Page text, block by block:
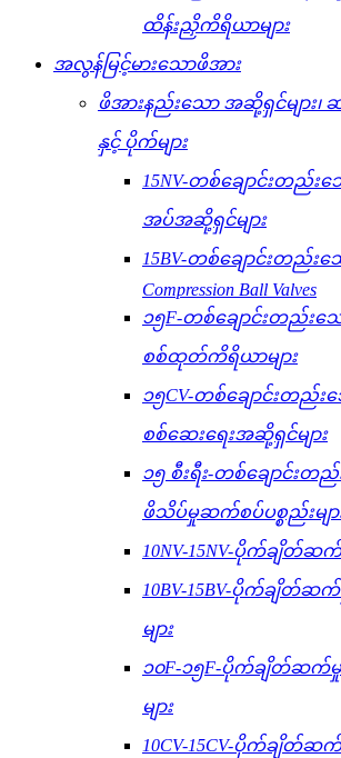
ထိန်းညှိကိရိယာများ
အလွန်မြင့်မားသောဖိအား
ဖိအားနည်းသော အဆို့ရှင်များ၊
နှင့် ပိုက်များ
15NV-တစ်ချောင်းတည်း
အပ်အဆို့ရှင်များ
15BV-တစ်ချောင်းတည်းသ
Compression Ball Valves
၁၅F-တစ်ချောင်းတည်းသ
စစ်ထုတ်ကိရိယာများ
၁၅CV-တစ်ချောင်းတည်း
စစ်ဆေးရေးအဆို့ရှင်များ
၁၅ စီးရီး-တစ်ချောင်းတည်
ဖိသိပ်မှုဆက်စပ်ပစ္စည်းမျာ
10NV-15NV-ပိုက်ချိတ်
10BV-15BV-ပိုက်ချိတ်
များ
၁၀F-၁၅F-ပိုက်ချိတ်ဆ
များ
10CV-15CV-ပိုက်ချိတ်ဆ